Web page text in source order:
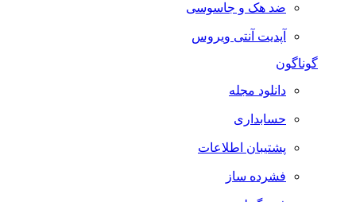
ضد هک و جاسوسی
آپدیت آنتی ویروس
گوناگون
دانلود مجله
حسابداری
پشتیبان اطلاعات
فشرده ساز